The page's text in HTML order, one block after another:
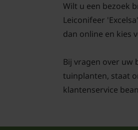
Wilt u een bezoek
Leiconifeer
dan online en kies
Bij vragen over uw
tuinplanten, staat
klantenservice